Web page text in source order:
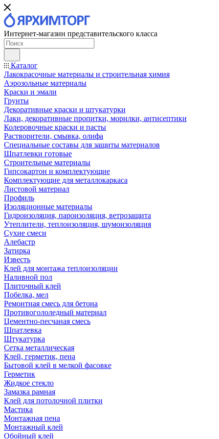
Интернет-магазин представительского класса
Каталог
Лакокрасочные материалы и строительная химия
Аэрозольные материалы
Краски и эмали
Грунты
Декоративные краски и штукатурки
Лаки, декоративные пропитки, морилки, антисептики
Колеровочные краски и пасты
Растворители, смывка, олифа
Специальные составы для защиты материалов
Шпатлевки готовые
Строительные материалы
Гипсокартон и комплектующие
Комплектующие для металлокаркаса
Листовой материал
Профиль
Изоляционные материалы
Гидроизоляция, пароизоляция, ветрозащита
Утеплители, теплоизоляция, шумоизоляция
Сухие смеси
Алебастр
Затирка
Известь
Клей для монтажа теплоизоляции
Наливной пол
Плиточный клей
Побелка, мел
Ремонтная смесь для бетона
Противогололедный материал
Цементно-песчаная смесь
Шпатлевка
Штукатурка
Сетка металлическая
Клей, герметик, пена
Бытовой клей в мелкой фасовке
Герметик
Жидкое стекло
Замазка рамная
Клей для потолочной плитки
Мастика
Монтажная пена
Монтажный клей
Обойный клей